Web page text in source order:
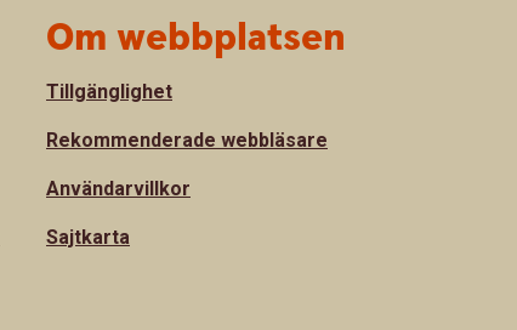
Om webbplatsen
Tillgänglighet
Rekommenderade webbläsare
Användarvillkor
Sajtkarta